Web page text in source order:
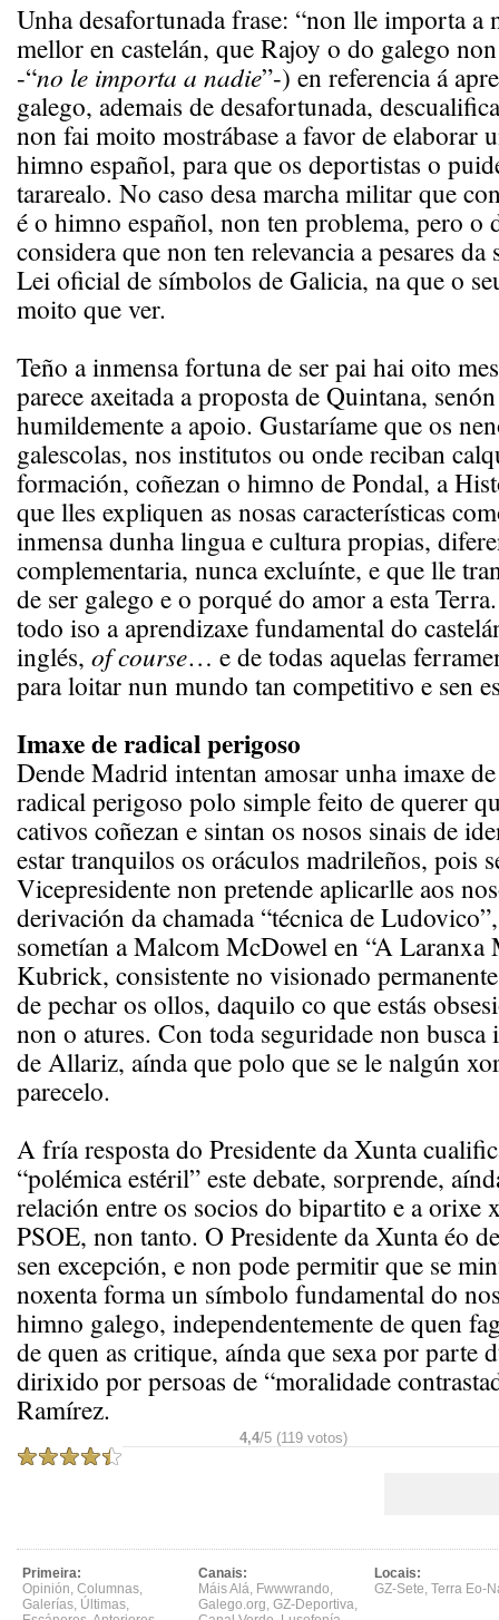
Unha desafortunada frase: “non lle importa a
mellor en castelán, que Rajoy o do galego
-“no le importa a nadie”-) en referencia á
galego, ademais de desafortunada,
non fai moito mostrábase a favor de elaborar
himno español, para que os deportistas o
tararealo. No caso desa marcha militar que
é o himno español, non ten problema, pero o
considera que non ten relevancia a pesares
Lei oficial de símbolos de Galicia, na que o
moito que ver.
Teño a inmensa fortuna de ser pai hai oito
parece axeitada a proposta de Quintana,
humildemente a apoio. Gustaríame que os
galescolas, nos institutos ou onde reciban
formación, coñezan o himno de Pondal, a
que lles expliquen as nosas características
inmensa dunha lingua e cultura propias,
complementaria, nunca excluínte, e que lle
de ser galego e o porqué do amor a esta
todo iso a aprendizaxe fundamental do
inglés, of course… e de todas aquelas
para loitar nun mundo tan competitivo e sen
Imaxe de radical perigoso
Dende Madrid intentan amosar unha imaxe
radical perigoso polo simple feito de querer
cativos coñezan e sintan os nosos sinais de
estar tranquilos os oráculos madrileños, pois
Vicepresidente non pretende aplicarlle aos
derivación da chamada “técnica de
sometían a Malcom McDowel en “A Laranxa
Kubrick, consistente no visionado
de pechar os ollos, daquilo co que estás
non o atures. Con toda seguridade non busca
de Allariz, aínda que polo que se le nalgún
parecelo.
A fría resposta do Presidente da Xunta
“polémica estéril” este debate, sorprende,
relación entre os socios do bipartito e a orixe
PSOE, non tanto. O Presidente da Xunta éo
sen excepción, e non pode permitir que se
noxenta forma un símbolo fundamental do
himno galego, independentemente de quen
de quen as critique, aínda que sexa por parte
dirixido por persoas de “moralidade
Ramírez.
4,4/5 (119 votos)
Primeira:
Opinión, Columnas,
Galerías, Últimas,
Canais:
Máis Alá, Fwwwrando,
Galego.org, GZ-Deportiva,
Locais:
GZ-Sete, Terra Eo-